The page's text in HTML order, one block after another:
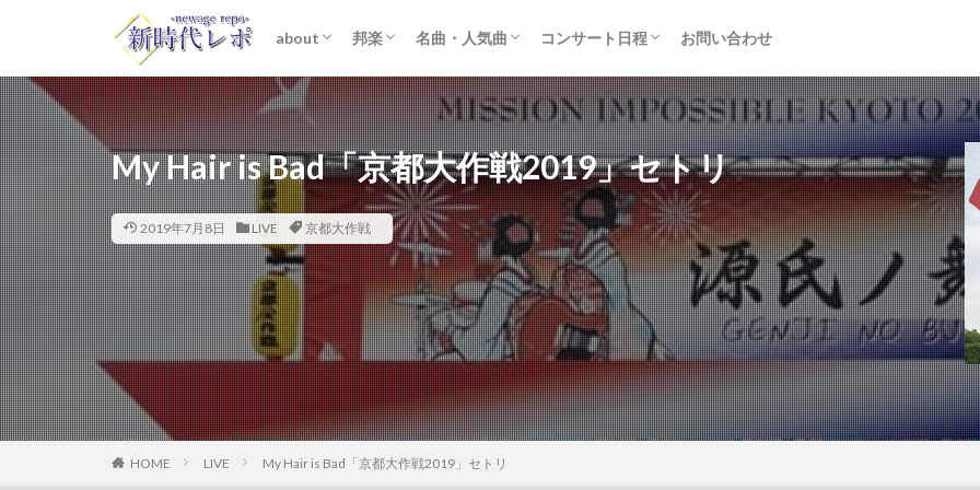
about
ライター紹介
プライバシーポリシー
免責事項
邦楽
STARTO ENTERTAINMENT (旧ジャニーズ)
女性アイドル
K-POP
洋楽
名曲・人気曲
おすすめアルバム
歌詞考察
コンサート日程
セトリ・まとめ
ライブレポ
カード枠
お問い合わせ
My Hair is Bad「京都大作戦2019」セトリ
2019年7月8日 LIVE 京都大作戦
HOME LIVE My Hair is Bad「京都大作戦2019」セトリ